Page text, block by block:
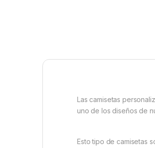
Las camisetas
uno de los diseños de
Esto tipo de camisetas